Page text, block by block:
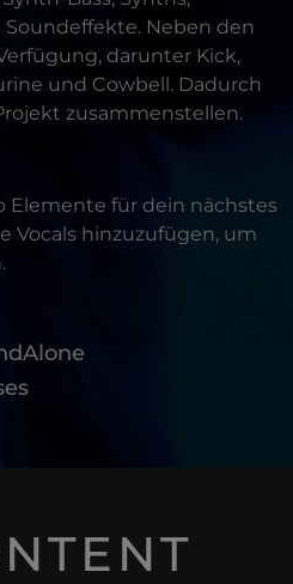
Soundeffekte. Neben den
darunter Kick,
und Cowbell. Dadurch
zusammenstellen.
Elemente für dein nächstes
Vocals hinzuzufügen, um